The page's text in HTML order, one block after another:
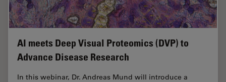
AI meets Deep Visual Proteomics (DVP) to
Advance Disease Research
In this webinar, Dr. Andreas Mund will introduce a